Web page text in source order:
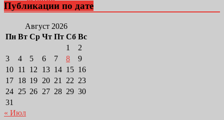
Публикации по дате
Август 2026
Пн Вт Ср Чт Пт Сб Вс
1
2
3
4 5 6 7 8
9
10 11 12 13 14 15 16
17 18 19 20 21 22 23
24 25 26 27 28 29 30
31
« Июл